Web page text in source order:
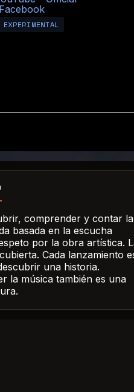
Facebook
EXPERIMENTAL
comprender y contar la
basada en la escucha
por la obra artística.
Cada lanzamiento
una historia.
la música también es una